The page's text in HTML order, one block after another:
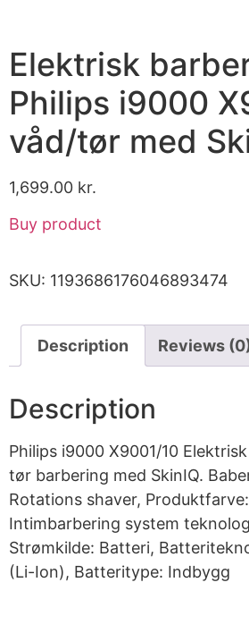
Elektrisk
Philips i9000
våd/tør med
1,699.00 kr.
Buy product
SKU: 1193686176046893474
Description Reviews
Description
Philips i9000 X9001/10
tør barbering med SkinIQ.
Rotations shaver,
Intimbarbering system
Strømkilde: Batteri,
(Li-Ion), Batteritype: Indbygg